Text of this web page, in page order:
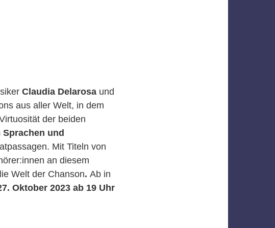
Claudia Delarosaund
aus aller Welt, in dem
der beiden
und
Mit Titeln von
an diesem
Welt der Chanson. Ab in
Oktober 2023 ab 19 Uhr